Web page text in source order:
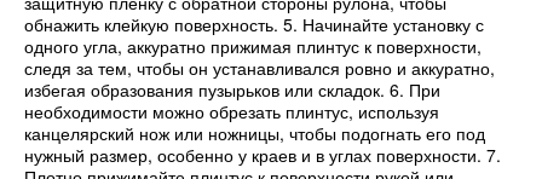
обнажить клейкую поверхность. 5. Начинайте установку с
одного угла, аккуратно прижимая плинтус к поверхности,
следя за тем, чтобы он устанавливался ровно и аккуратно,
избегая образования пузырьков или складок. 6. При
необходимости можно обрезать плинтус, используя
канцелярский нож или ножницы, чтобы подогнать его под
нужный размер, особенно у краев и в углах поверхности. 7.